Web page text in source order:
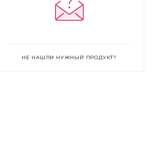
НЕ НАШЛИ НУЖНЫЙ ПРОДУКТ?